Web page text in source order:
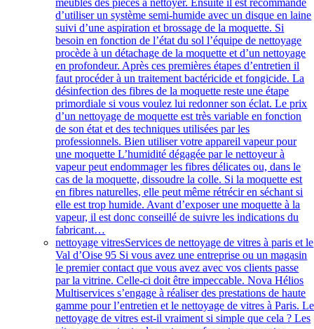
meubles des pièces à nettoyer. Ensuite il est recommandé
d’utiliser un système semi-humide avec un disque en laine
suivi d’une aspiration et brossage de la moquette. Si
besoin en fonction de l’état du sol l’équipe de nettoyage
procède à un détachage de la moquette et d’un nettoyage
en profondeur. Après ces premières étapes d’entretien il
faut procéder à un traitement bactéricide et fongicide. La
désinfection des fibres de la moquette reste une étape
primordiale si vous voulez lui redonner son éclat. Le prix
d’un nettoyage de moquette est très variable en fonction
de son état et des techniques utilisées par les
professionnels. Bien utiliser votre appareil vapeur pour
une moquette L’humidité dégagée par le nettoyeur à
vapeur peut endommager les fibres délicates ou, dans le
cas de la moquette, dissoudre la colle. Si la moquette est
en fibres naturelles, elle peut même rétrécir en séchant si
elle est trop humide. Avant d’exposer une moquette à la
vapeur, il est donc conseillé de suivre les indications du
fabricant…
nettoyage vitresServices de nettoyage de vitres à paris et le
Val d’Oise 95 Si vous avez une entreprise ou un magasin
le premier contact que vous avez avec vos clients passe
par la vitrine. Celle-ci doit être impeccable. Nova Hélios
Multiservices s’engage à réaliser des prestations de haute
gamme pour l’entretien et le nettoyage de vitres à Paris. Le
nettoyage de vitres est-il vraiment si simple que cela ? Les